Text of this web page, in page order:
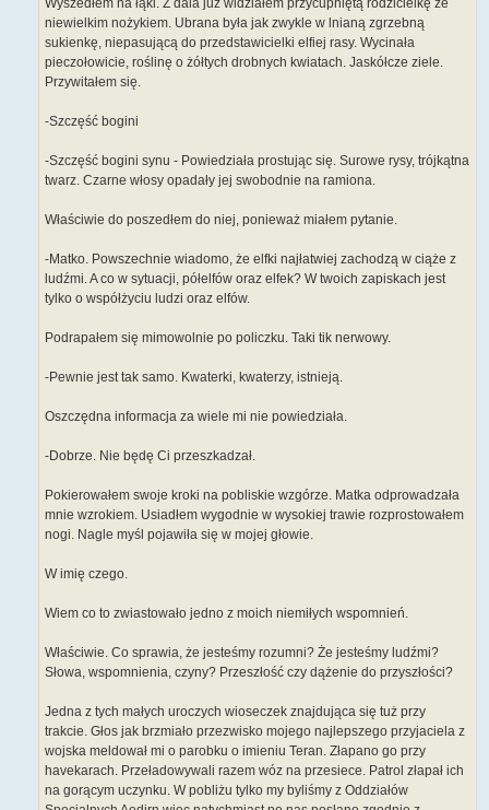
Wyszedłem na łąki. Z dala już widziałem przycupniętą rodzicielkę ze
niewielkim nożykiem. Ubrana była jak zwykle w lnianą zgrzebną
sukienkę, niepasującą do przedstawicielki elfiej rasy. Wycinała
pieczołowicie, roślinę o żółtych drobnych kwiatach. Jaskółcze ziele.
Przywitałem się.
-Szczęść bogini
-Szczęść bogini synu - Powiedziała prostując się. Surowe rysy, trójkątna
twarz. Czarne włosy opadały jej swobodnie na ramiona.
Właściwie do poszedłem do niej, ponieważ miałem pytanie.
-Matko. Powszechnie wiadomo, że elfki najłatwiej zachodzą w ciąże z
ludźmi. A co w sytuacji, półelfów oraz elfek? W twoich zapiskach jest
tylko o współżyciu ludzi oraz elfów.
Podrapałem się mimowolnie po policzku. Taki tik nerwowy.
-Pewnie jest tak samo. Kwaterki, kwaterzy, istnieją.
Oszczędna informacja za wiele mi nie powiedziała.
-Dobrze. Nie będę Ci przeszkadzał.
Pokierowałem swoje kroki na pobliskie wzgórze. Matka odprowadzała
mnie wzrokiem. Usiadłem wygodnie w wysokiej trawie rozprostowałem
nogi. Nagle myśl pojawiła się w mojej głowie.
W imię czego.
Wiem co to zwiastowało jedno z moich niemiłych wspomnień.
Właściwie. Co sprawia, że jesteśmy rozumni? Że jesteśmy ludźmi?
Słowa, wspomnienia, czyny? Przeszłość czy dążenie do przyszłości?
Jedna z tych małych uroczych wioseczek znajdująca się tuż przy
trakcie. Głos jak brzmiało przezwisko mojego najlepszego przyjaciela z
wojska meldował mi o parobku o imieniu Teran. Złapano go przy
havekarach. Przeładowywali razem wóz na przesiece. Patrol złapał ich
na gorącym uczynku. W pobliżu tylko my byliśmy z Oddziałów